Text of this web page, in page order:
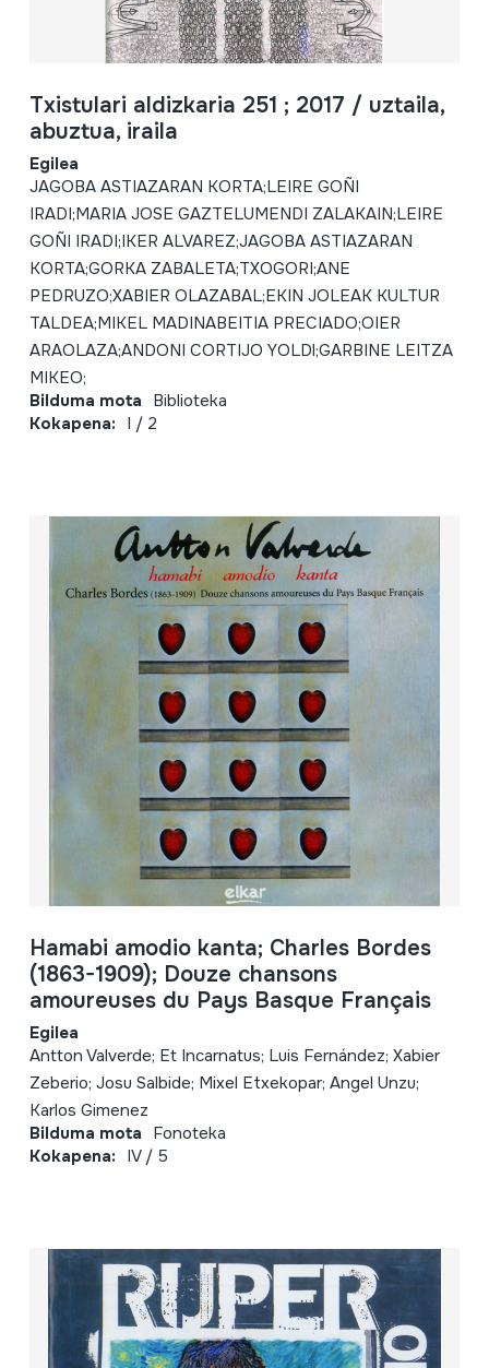
Txistulari aldizkaria 251 ; 2017 / uztaila,
abuztua, iraila
Egilea
JAGOBA ASTIAZARAN KORTA;LEIRE GOÑI
IRADI;MARIA JOSE GAZTELUMENDI ZALAKAIN;LEIRE
GOÑI IRADI;IKER ALVAREZ;JAGOBA ASTIAZARAN
KORTA;GORKA ZABALETA;TXOGORI;ANE
PEDRUZO;XABIER OLAZABAL;EKIN JOLEAK KULTUR
TALDEA;MIKEL MADINABEITIA PRECIADO;OIER
ARAOLAZA;ANDONI CORTIJO YOLDl;GARBINE LEITZA
MIKEO;
Bilduma mota Biblioteka
Kokapena: I / 2
Hamabi amodio kanta; Charles Bordes
(1863-1909); Douze chansons
amoureuses du Pays Basque Français
Egilea
Antton Valverde; Et Incarnatus; Luis Fernández; Xabier
Zeberio; Josu Salbide; Mixel Etxekopar; Angel Unzu;
Karlos Gimenez
Bilduma mota Fonoteka
Kokapena: IV / 5